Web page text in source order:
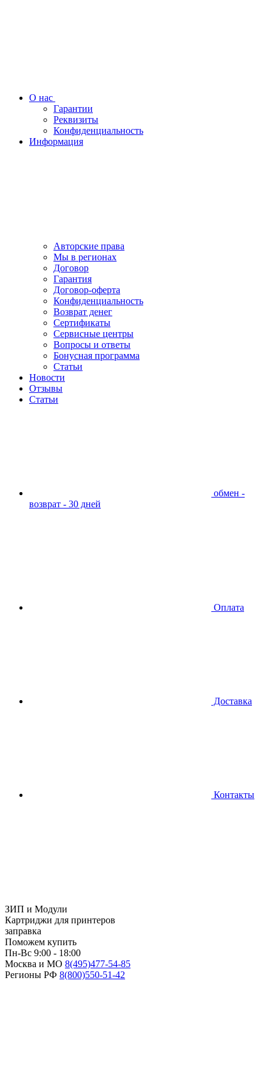
О нас
Гарантии
Реквизиты
Конфиденциальность
Информация
Авторские права
Мы в регионах
Договор
Гарантия
Договор-оферта
Конфиденциальность
Возврат денег
Сертификаты
Сервисные центры
Вопросы и ответы
Бонусная программа
Статьи
Новости
Отзывы
Статьи
обмен -
возврат - 30 дней
Оплата
Доставка
Контакты
ЗИП и Модули
Картриджи для принтеров
заправка
Поможем купить
Пн-Вс 9:00 - 18:00
Москва и МО 8(495)477-54-85
Регионы РФ 8(800)550-51-42